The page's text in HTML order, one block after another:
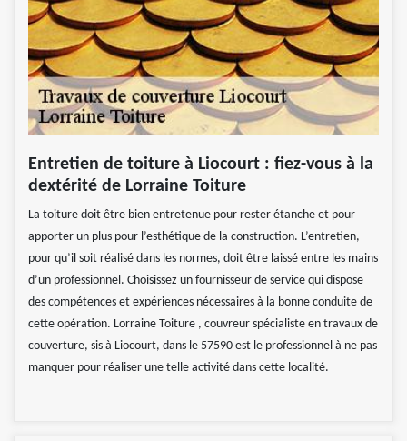
Entretien de toiture à Liocourt : fiez-vous à la
dextérité de Lorraine Toiture
La toiture doit être bien entretenue pour rester étanche et pour
apporter un plus pour l’esthétique de la construction. L’entretien,
pour qu’il soit réalisé dans les normes, doit être laissé entre les mains
d’un professionnel. Choisissez un fournisseur de service qui dispose
des compétences et expériences nécessaires à la bonne conduite de
cette opération. Lorraine Toiture , couvreur spécialiste en travaux de
couverture, sis à Liocourt, dans le 57590 est le professionnel à ne pas
manquer pour réaliser une telle activité dans cette localité.